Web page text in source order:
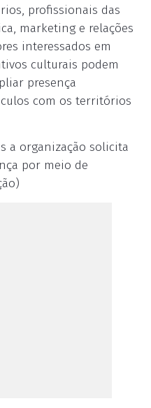
profissionais das
marketing e relações
interessados em
culturais podem
presença
com os territórios
a organização solicita
por meio de